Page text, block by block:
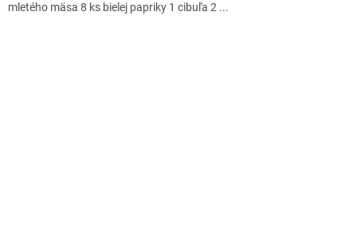
mletého mäsa 8 ks bielej papriky 1 cibuľa 2 ...